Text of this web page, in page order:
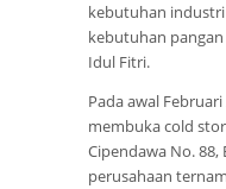
kebutuhan
kebutuhan
Idul Fitri.
Pada awal
membuka cold
Cipendawa No. 88,
perusahaan